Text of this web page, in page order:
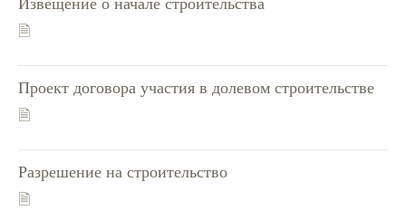
🗎
Проект договора участия в долевом строительстве
🗎
Разрешение на строительство
🗎